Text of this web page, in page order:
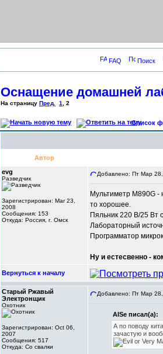
FAQ Поиск
Оснащение домашней
На страницу Пред. 1 2
Список
Автор
evg
Разведчик
Зарегистрирован: Mar 23,
2008
Сообщения: 153
Откуда: Россия, г. Омск
Добавлено: Пт Мар
Мультиметр М890G -
то хорошее.
Пяльник 220 В/25 Вт
Лабораторный
Программатор
Ну и естесвенно -
Вернуться к началу
Старый Ржавый
Электронщик
Охотник
Зарегистрирован: Oct 06,
2007
Сообщения: 517
Откуда: Со свалки
Добавлено: Пт Мар
AISe писал(а):
А по поводу
зачастую и